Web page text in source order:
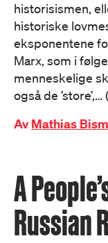
historisismen,
historiske
eksponentene
Marx, som i
menneskelige
også de ’store’,…
AvMathias
A
Russian